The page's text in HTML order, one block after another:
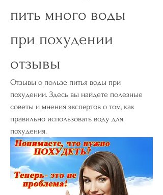
пить много воды
при похудении
отзывы
Отзывы о пользе питья воды при
похудении. Здесь вы найдете полезные
советы и мнения экспертов о том, как
правильно использовать воду для
похудения.